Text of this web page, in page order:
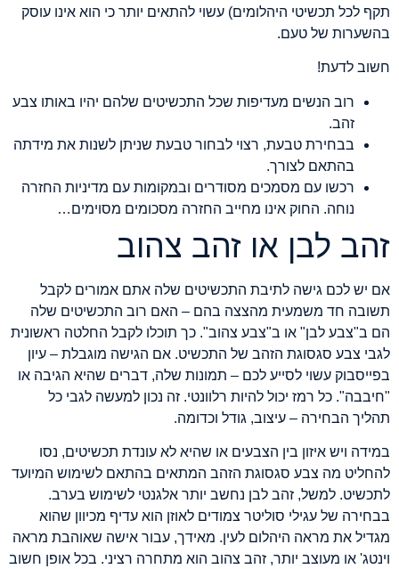
תקף לכל תכשיטי היהלומים) עשוי להתאים יותר כי הוא אינו עוסק
בהשערות של טעם.
חשוב לדעת!
רוב הנשים מעדיפות שכל התכשיטים שלהם יהיו באותו צבע
זהב.
בבחירת טבעת, רצוי לבחור טבעת שניתן לשנות את מידתה
בהתאם לצורך.
רכשו עם מסמכים מסודרים ובמקומות עם מדיניות החזרה
נוחה. החוק אינו מחייב החזרה מסכומים מסוימים…
זהב לבן או זהב צהוב
אם יש לכם גישה לתיבת התכשיטים שלה אתם אמורים לקבל
תשובה חד משמעית מהצצה בהם – האם רוב התכשיטים שלה
הם ב"צבע לבן" או ב"צבע צהוב". כך תוכלו לקבל החלטה ראשונית
לגבי צבע סגסוגת הזהב של התכשיט. אם הגישה מוגבלת – עיון
בפייסבוק עשוי לסייע לכם – תמונות שלה, דברים שהיא הגיבה או
"חיבבה". כל רמז יכול להיות רלוונטי. זה נכון למעשה לגבי כל
תהליך הבחירה – עיצוב, גודל וכדומה.
במידה ויש איזון בין הצבעים או שהיא לא עונדת תכשיטים, נסו
להחליט מה צבע סגסוגת הזהב המתאים בהתאם לשימוש המיועד
לתכשיט. למשל, זהב לבן נחשב יותר אלגנטי לשימוש בערב.
בבחירה של עגילי סוליטר צמודים לאוזן הוא עדיף מכיוון שהוא
מגדיל את מראה היהלום לעין. מאידך, עבור אישה שאוהבת מראה
וינטג' או מעוצב יותר, זהב צהוב הוא מתחרה רציני. בכל אופן חשוב